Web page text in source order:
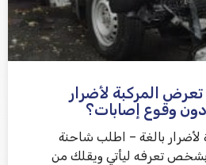
المركبة لأضرار
وقوع إصابات؟
بالغة – اطلب شاحنة
تعرفه ليأتي ويقلك من